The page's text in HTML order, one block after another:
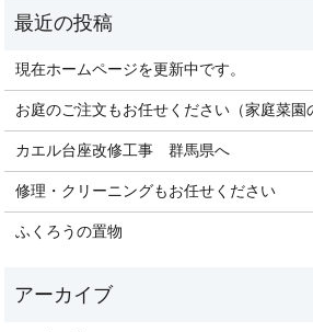
現在ホームページを更新中です。
お庭のご注文もお任せください（家庭菜園
カエル台座改修工事 群馬県へ
修理・クリーニングもお任せください
ふくろうの置物